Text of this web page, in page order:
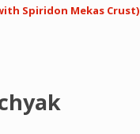
Spiridon Mekas Crust)